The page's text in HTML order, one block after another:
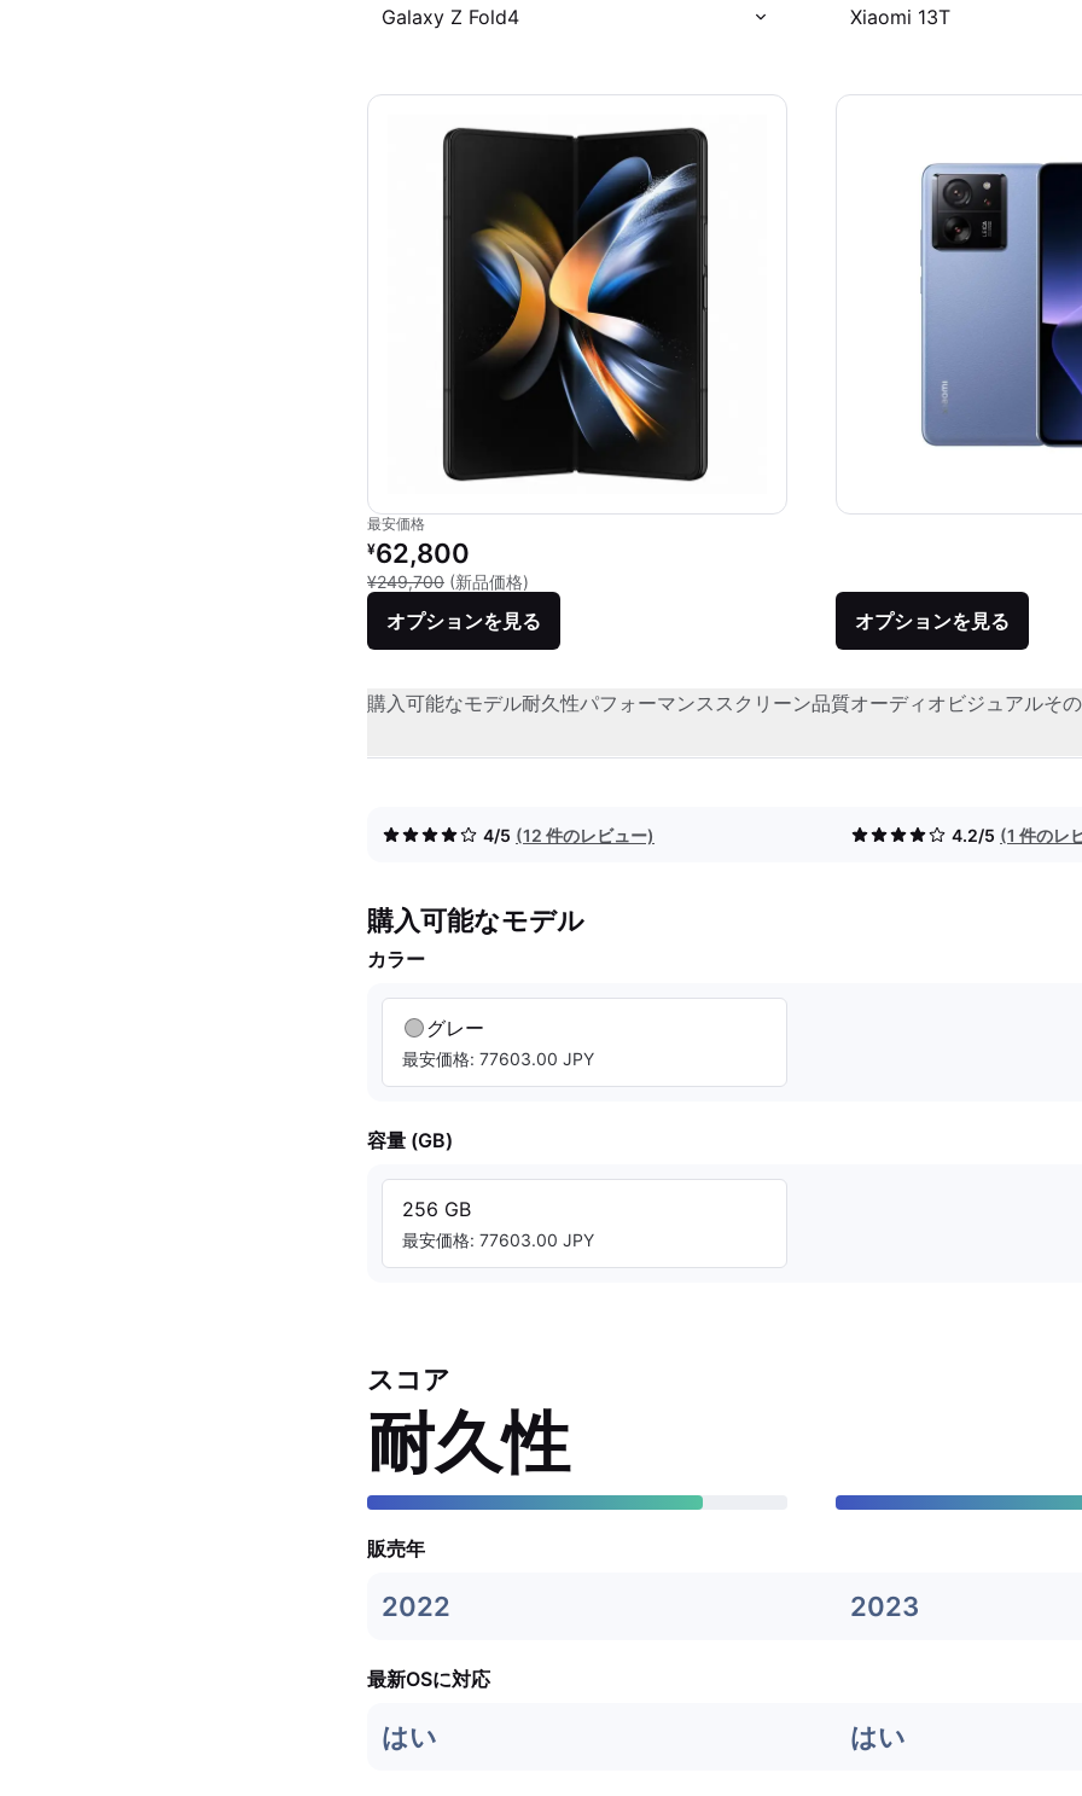
Galaxy Z Fold4 Xiaomi 13T
最安価格
リファービッシュ品の価格：
¥62,800
¥249,700 (新品価格)
オプションを見る オプションを見る
購入可能なモデル耐久性パフォーマンススクリーン品質オーディオビジュアルそ
4/5 (12 件のレビュー) 4.2/5 (1 件のレ
購入可能なモデル
カラー
グレー
最安価格: 77603.00 JPY
容量 (GB)
256 GB
最安価格: 77603.00 JPY
スコア
耐久性
販売年
2022 2023
最新OSに対応
はい はい